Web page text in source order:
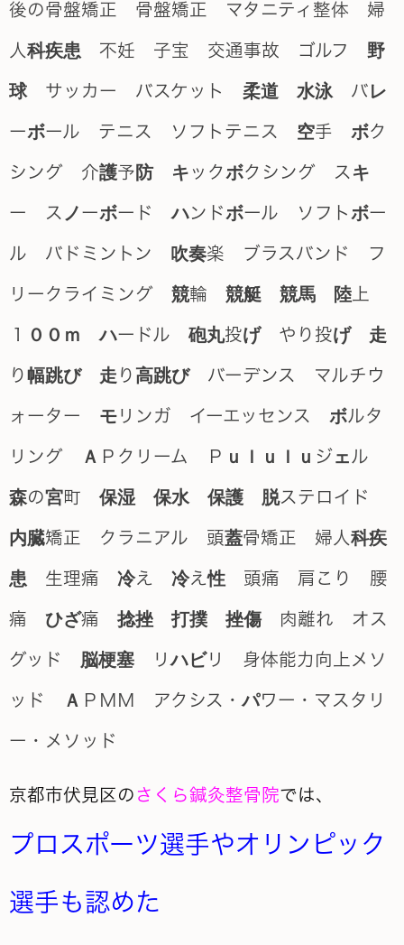
京都市伏見区の さくら鍼灸整骨院では、
プロスポーツ選手やオリンピック
選手も認めた